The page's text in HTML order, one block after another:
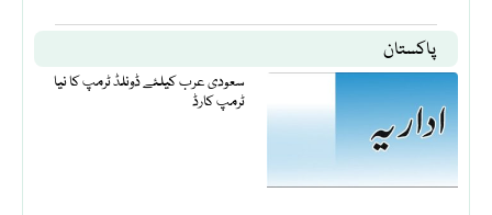
پاکستان
سعودی عرب کیلئے ڈونلڈ ٹرمپ کا نیا
ٹرمپ کارڈ